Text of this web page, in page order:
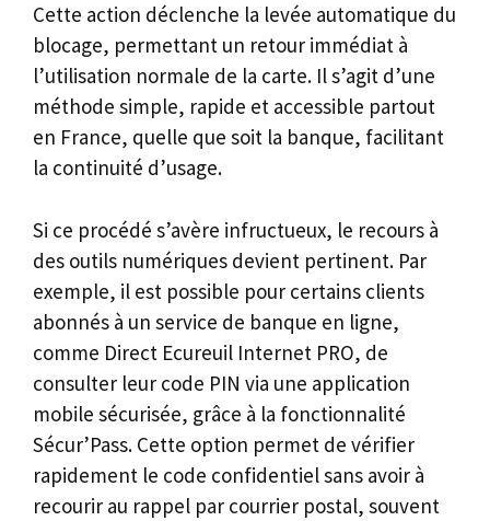
Cette action déclenche la levée automatique du
blocage, permettant un retour immédiat à
l’utilisation normale de la carte. Il s’agit d’une
méthode simple, rapide et accessible partout
en France, quelle que soit la banque, facilitant
la continuité d’usage.
Si ce procédé s’avère infructueux, le recours à
des outils numériques devient pertinent. Par
exemple, il est possible pour certains clients
abonnés à un service de banque en ligne,
comme Direct Ecureuil Internet PRO, de
consulter leur code PIN via une application
mobile sécurisée, grâce à la fonctionnalité
Sécur’Pass. Cette option permet de vérifier
rapidement le code confidentiel sans avoir à
recourir au rappel par courrier postal, souvent